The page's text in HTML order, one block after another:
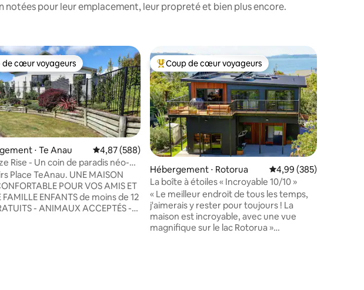
notées pour leur emplacement, leur propreté et bien plus encore.
la base de 141 commentaires : 4,95 sur 5
de cœur voyageurs
de cœur voyageurs
⋅ Te Anau Évaluation moyenne sur la base de 588 commentaires : 4,87 sur 5
4,87 (588)
Rise - Un coin de paradis néo-
TeAnau. UNE MAISON
POUR VOS AMIS ET
de moins de 12
- ANIMAUX ACCEPTÉS -
Coups de cœur voyageurs les plus appréciés
Coup de cœur voyageurs
Hébergement ⋅ Rotorua Évaluation moyenne
4,99 (385)
La boîte à étoiles « Incroyable 10/10 »
« Le meilleur endroit de tous les temps,
j'aimerais y rester pour toujours ! La
maison est incroyable, avec une vue
magnifique sur le lac Rotorua »